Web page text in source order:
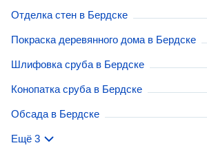
Отделка стен в Бердске
Покраска деревянного дома в Бердске
Шлифовка сруба в Бердске
Конопатка сруба в Бердске
Обсада в Бердске
Ещё 3